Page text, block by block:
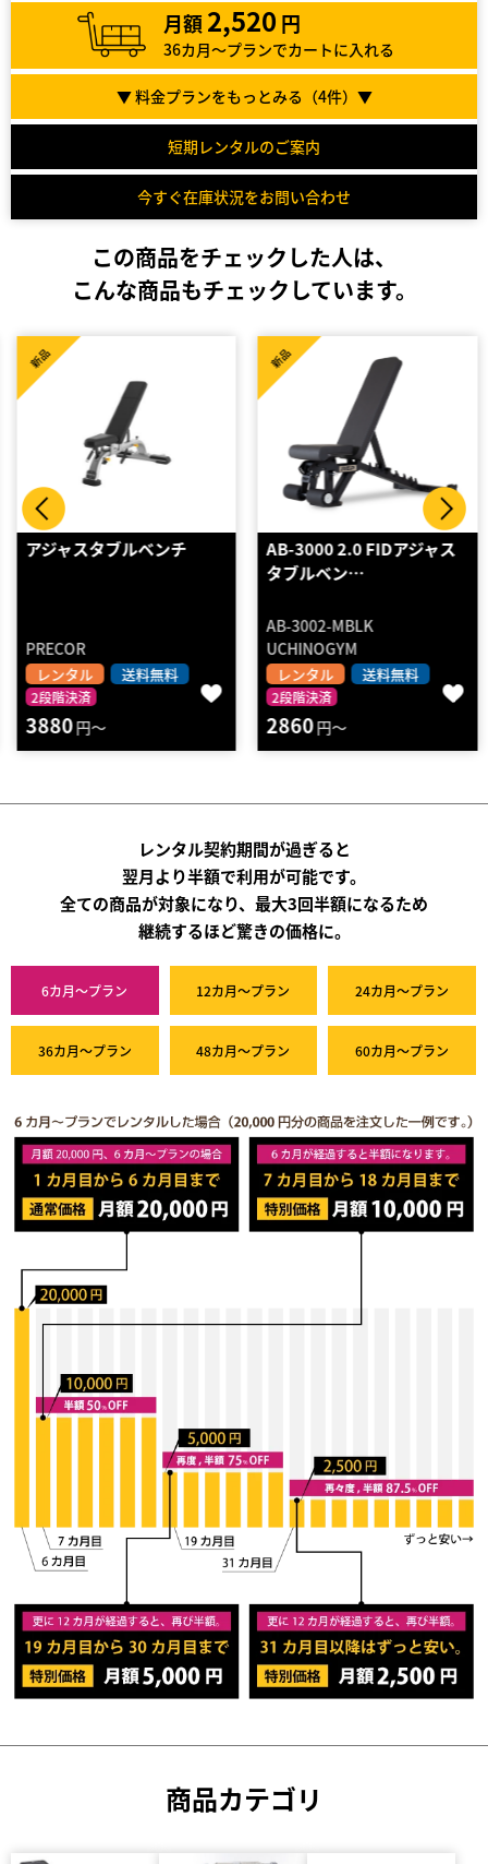
月額 2,520 円
36カ月～プランでカートに入れる
▼ 料金プランをもっとみる（4件）▼
短期レンタルのご案内
今すぐ在庫状況をお問い合わせ
この商品をチェックした人は、
こんな商品もチェックしています。
アジャスタブルベンチ
PRECOR
レンタル 送料無料
2段階決済
新品
3880円～
AB-3000 2.0 FIDアジャス
タブルベン…
AB-3002-MBLK
UCHINOGYM
レンタル 送料無料
2段階決済
新品
2860円～
レンタル契約期間が過ぎると
翌月より半額で利用が可能です。
全ての商品が対象になり、最大3回半額になるため
継続するほど驚きの価格に。
6カ月～プラン 12カ月～プラン 24カ月～プラン
36カ月～プラン 48カ月～プラン 60カ月～プラン
商品カテゴリ